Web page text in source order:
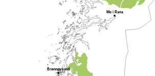
Brønnøysund
Mo i Rana